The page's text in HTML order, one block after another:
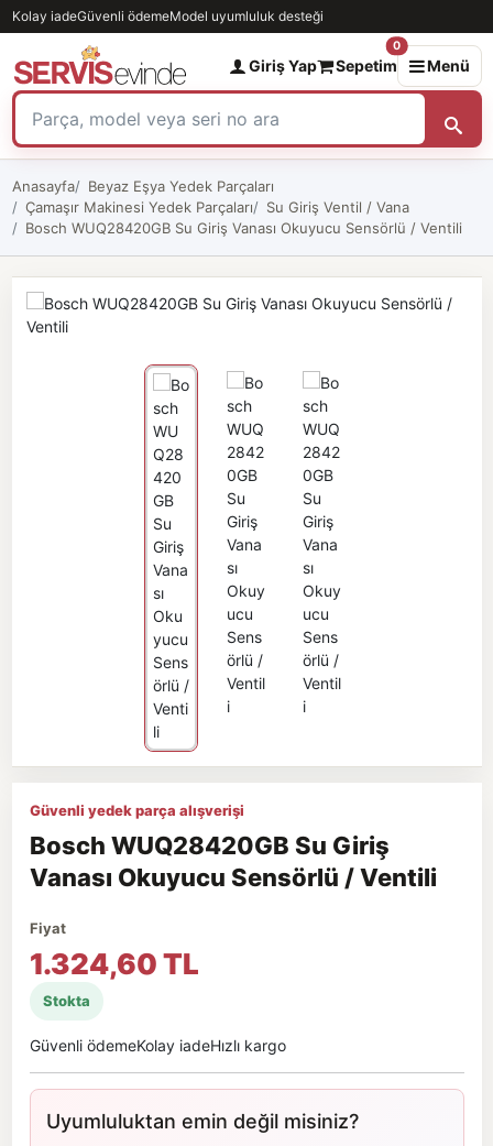
Kolay iadeGüvenli ödemeModel uyumluluk desteği
Giriş Yap Sepetim
0
Menü
Anasayfa
Beyaz Eşya Yedek Parçaları
Çamaşır Makinesi Yedek Parçaları
Su Giriş Ventil / Vana
Bosch WUQ28420GB Su Giriş Vanası Okuyucu Sensörlü / Ventili
Güvenli yedek parça alışverişi
Bosch WUQ28420GB Su Giriş
Vanası Okuyucu Sensörlü / Ventili
Fiyat
1.324,60 TL
Stokta
Güvenli ödemeKolay iadeHızlı kargo
Uyumluluktan emin değil misiniz?